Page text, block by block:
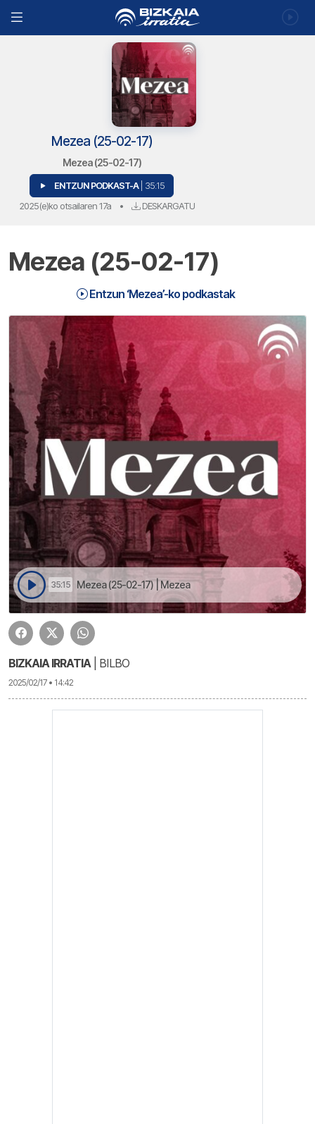
Mezea (25-02-17)
Mezea (25-02-17)
ENTZUN PODKAST-A | 35:15
2025(e)ko otsailaren 17a • DESKARGATU
Mezea (25-02-17)
Entzun ‘Mezea’-ko podkastak
35:15 Mezea (25-02-17) | Mezea
BIZKAIA IRRATIA| BILBO
2025/02/17 • 14:42